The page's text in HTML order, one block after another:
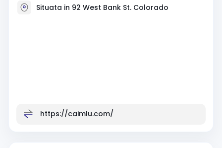
Situata in 92 West Bank St. Colorado
https://caimlu.com/